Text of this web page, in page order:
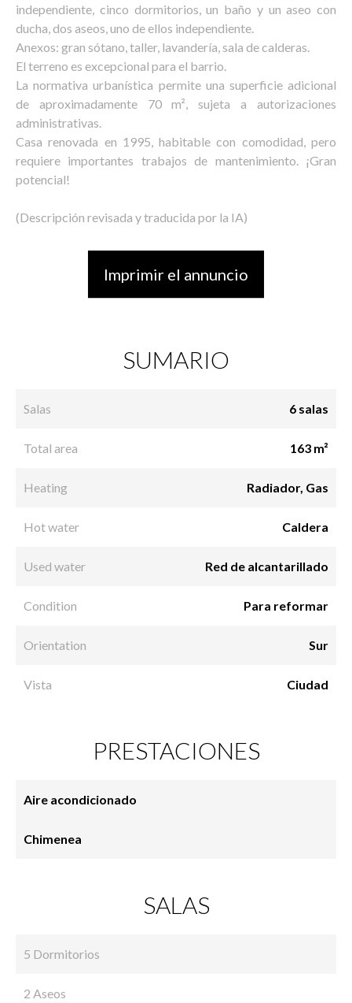
independiente, cinco dormitorios, un baño y un aseo con
ducha, dos aseos, uno de ellos independiente.
Anexos: gran sótano, taller, lavandería, sala de calderas.
El terreno es excepcional para el barrio.
La normativa urbanística permite una superficie adicional
de aproximadamente 70 m², sujeta a autorizaciones
administrativas.
Casa renovada en 1995, habitable con comodidad, pero
requiere importantes trabajos de mantenimiento. ¡Gran
potencial!
(Descripción revisada y traducida por la IA)
Imprimir el annuncio
SUMARIO
Salas 6 salas
Total area 163 m²
Heating Radiador, Gas
Hot water Caldera
Used water Red de alcantarillado
Condition Para reformar
Orientation Sur
Vista Ciudad
PRESTACIONES
Aire acondicionado
Chimenea
SALAS
5 Dormitorios
2 Aseos